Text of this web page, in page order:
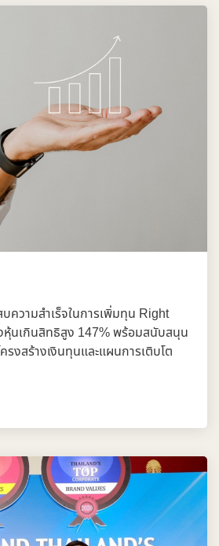
ความสำเร็จในการเพิ่มทุน Right
นเกินสิทธิสูง 147% พร้อมสนับสนุน
งสร้างเงินทุนและแผนการเติบโต